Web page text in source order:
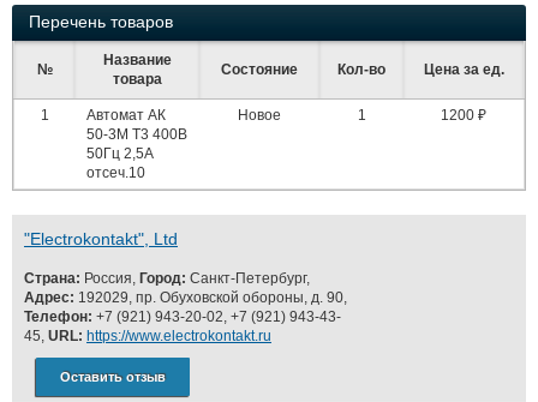
Перечень товаров
№
Название
товара
Состояние Кол-во Цена за ед.
1
Автомат АК
50-3М Т3 400В
50Гц 2,5А
отсеч.10
Новое 1 1200 ₽
"Electrokontakt", Ltd
Страна: Россия, Город: Санкт-Петербург,
Адрес: 192029, пр. Обуховской обороны, д. 90,
Телефон: +7 (921) 943-20-02, +7 (921) 943-43-
45, URL: https://www.electrokontakt.ru
Оставить отзыв